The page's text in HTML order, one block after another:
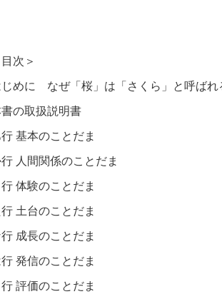
目次＞
じめに なぜ「桜」は「さくら」と呼ばれ
の取扱説明書
基本のことだま
人間関係のことだま
行 体験のことだま
土台のことだま
成長のことだま
発信のことだま
行 評価のことだま